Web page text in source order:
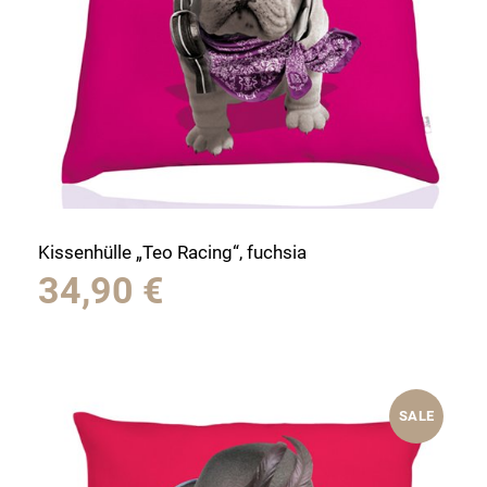
Kissenhülle „Teo Racing“, fuchsia
34,90 €
SALE